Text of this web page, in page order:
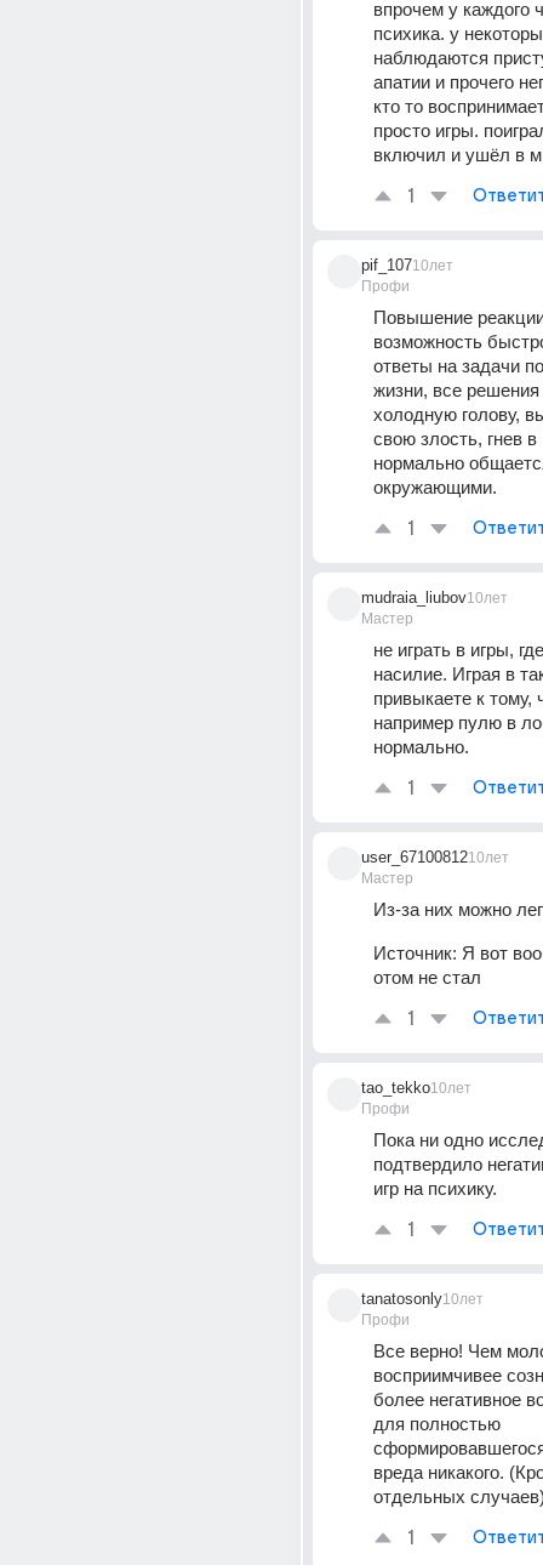
впрочем у каждого
психика. у
наблюдаются
апатии и прочего
кто то
просто игры.
включил и ушёл в
1
pif_107
Профи
10лет
Повышение
возможность
ответы на задачи
жизни, все
холодную голову,
свою злость, гнев в
нормально
окружающими.
1
mudraia_liubov
Мастер
10лет
не играть в игры,
насилие. Играя в
привыкаете к тому,
например пулю в
нормально.
1
user_67100812
Мастер
10лет
Из-за них можно
Источник: Я вот
отом не стал
1
tao_tekko
Профи
10лет
Пока ни одно
подтвердило
игр на психику.
1
tanatosonly
Профи
10лет
Все верно! Чем
восприимчивее
более негативное
для полностью
вреда никакого.
отдельных
1